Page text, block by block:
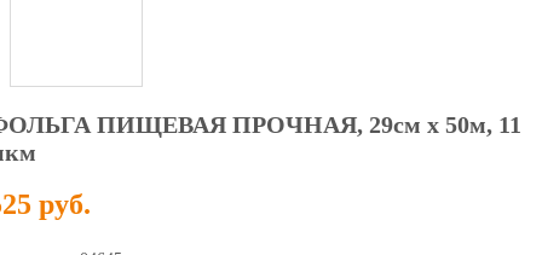
ПИЩЕВАЯ ПРОЧНАЯ, 29см х 50м, 11
руб.